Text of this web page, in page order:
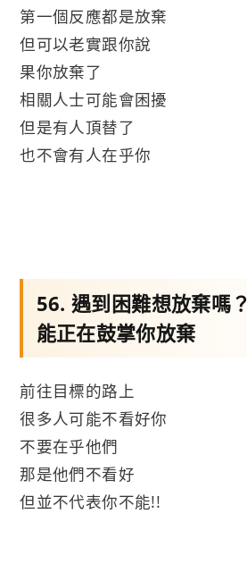
第一個反應都是放棄
但可以老實跟你說
果你放棄了
相關人士可能會困擾
但是有人頂替了
也不會有人在乎你
56. 遇到困難想放棄嗎
能正在鼓掌你放棄
前往目標的路上
很多人可能不看好你
不要在乎他們
那是他們不看好
但並不代表你不能!!